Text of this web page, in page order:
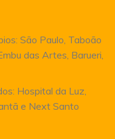
São Paulo, Taboão
das Artes, Barueri,
Hospital da Luz,
e Next Santo